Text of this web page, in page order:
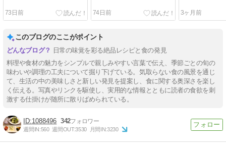
73日前 74日前 3ヶ月前
このブログのここがポイント
日常の味覚を彩る絶品レシピと食の発見
料理や食材の魅力をシンプルで親しみやすい言葉で伝え、季節ごとの旬の
味わいや調理の工夫について掘り下げている。気取らない食の風景を通じ
て、生活の中の美味しさと新しい発見を提案し、食に関する奥深さを楽し
く伝える。写真やリンクを駆使し、実用的な情報とともに読者の食欲を刺
激する仕掛けが随所に散りばめられている。
1088496 342
週間IN:560 週間OUT:3530 月間IN:3230